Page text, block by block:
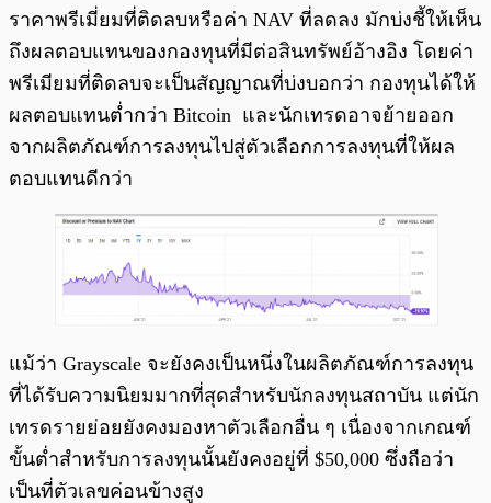
ราคาพรีเมี่ยมที่ติดลบหรือค่า NAV ที่ลดลง มักบ่งชี้ให้เห็น
ถึงผลตอบแทนของกองทุนที่มีต่อสินทรัพย์อ้างอิง โดยค่า
พรีเมียมที่ติดลบจะเป็นสัญญาณที่บ่งบอกว่า กองทุนได้ให้
ผลตอบแทนต่ำกว่า Bitcoin และนักเทรดอาจย้ายออก
จากผลิตภัณฑ์การลงทุนไปสู่ตัวเลือกการลงทุนที่ให้ผล
ตอบแทนดีกว่า
แม้ว่า Grayscale จะยังคงเป็นหนึ่งในผลิตภัณฑ์การลงทุน
ที่ได้รับความนิยมมากที่สุดสำหรับนักลงทุนสถาบัน แต่นัก
เทรดรายย่อยยังคงมองหาตัวเลือกอื่น ๆ เนื่องจากเกณฑ์
ขั้นต่ำสำหรับการลงทุนนั้นยังคงอยู่ที่ $50,000 ซึ่งถือว่า
เป็นที่ตัวเลขค่อนข้างสูง